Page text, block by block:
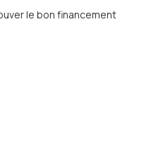
le bon financement